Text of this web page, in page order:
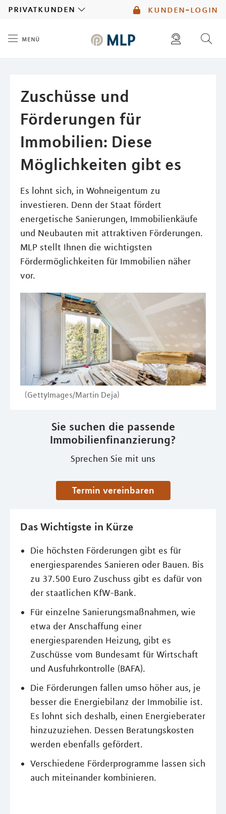
kunden-login
privatkunden
menü
Zuschüsse und
Förderungen für
Immobilien: Diese
Möglichkeiten gibt es
Es lohnt sich, in Wohneigentum zu
investieren. Denn der Staat fördert
energetische Sanierungen, Immobilienkäufe
und Neubauten mit attraktiven Förderungen.
MLP stellt Ihnen die wichtigsten
Fördermöglichkeiten für Immobilien näher
vor.
(GettyImages/Martin Deja)
Sie suchen die passende
Immobilienfinanzierung?
Sprechen Sie mit uns
Termin vereinbaren
Das Wichtigste in Kürze
Die höchsten Förderungen gibt es für
energiesparendes Sanieren oder Bauen. Bis
zu 37.500 Euro Zuschuss gibt es dafür von
der staatlichen KfW-Bank.
Für einzelne Sanierungsmaßnahmen, wie
etwa der Anschaffung einer
energiesparenden Heizung, gibt es
Zuschüsse vom Bundesamt für Wirtschaft
und Ausfuhrkontrolle (BAFA).
Die Förderungen fallen umso höher aus, je
besser die Energiebilanz der Immobilie ist.
Es lohnt sich deshalb, einen Energieberater
hinzuzuziehen. Dessen Beratungskosten
werden ebenfalls gefördert.
Verschiedene Förderprogramme lassen sich
auch miteinander kombinieren.